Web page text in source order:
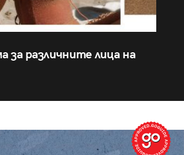
за различните лица на